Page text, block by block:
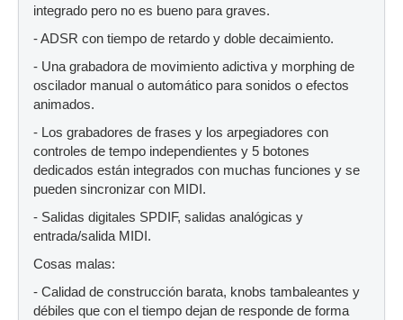
integrado pero no es bueno para graves.
- ADSR con tiempo de retardo y doble decaimiento.
- Una grabadora de movimiento adictiva y morphing de
oscilador manual o automático para sonidos o efectos
animados.
- Los grabadores de frases y los arpegiadores con
controles de tempo independientes y 5 botones
dedicados están integrados con muchas funciones y se
pueden sincronizar con MIDI.
- Salidas digitales SPDIF, salidas analógicas y
entrada/salida MIDI.
Cosas malas:
- Calidad de construcción barata, knobs tambaleantes y
débiles que con el tiempo dejan de responde de forma